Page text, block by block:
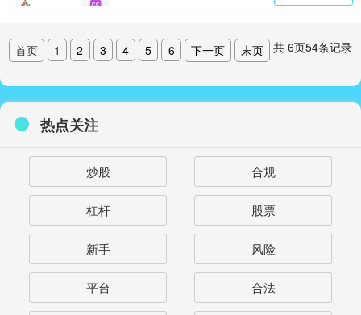
首页 1 2 3 4 5 6 下一页 末页 共6页54条记录
热点关注
炒股 合规
杠杆 股票
新手 风险
平台 合法